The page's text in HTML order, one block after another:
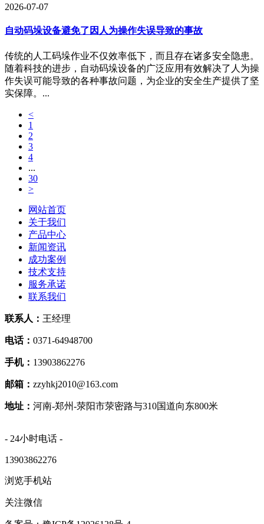
2026-07-07
自动码垛设备避免了因人为操作失误导致的事故
传统的人工码垛作业不仅效率低下，而且存在诸多安全隐患。
随着科技的进步，自动码垛设备的广泛应用有效解决了人为操
作失误可能导致的各种事故问题，为企业的安全生产提供了坚
实保障。...
<
1
2
3
4
...
30
>
网站首页
关于我们
产品中心
新闻资讯
成功案例
技术支持
服务承诺
联系我们
联系人： 王经理
电话： 0371-64948700
手机： 13903862276
邮箱： zzyhkj2010@163.com
地址： 河南-郑州-荥阳市荥密路与310国道向东800米
- 24小时电话 -
13903862276
浏览手机站
关注微信